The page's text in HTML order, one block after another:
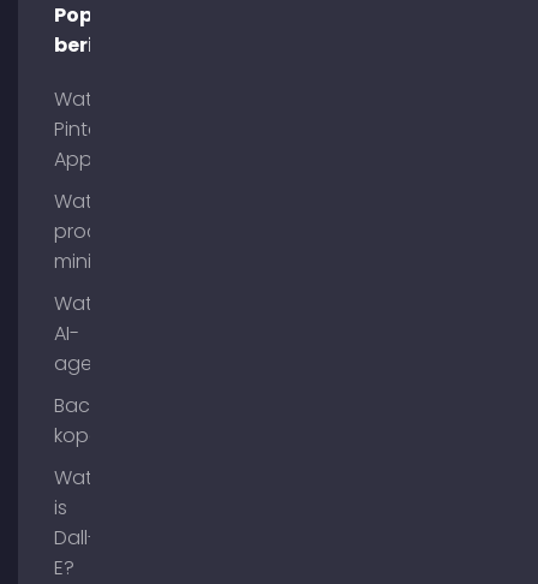
Populaire
berichten
Wat is
Pinterest
App?
Wat is
process
mining?
Wat zijn
AI-
agenten?
Backlinks
kopen
Wat
is
Dall-
E?